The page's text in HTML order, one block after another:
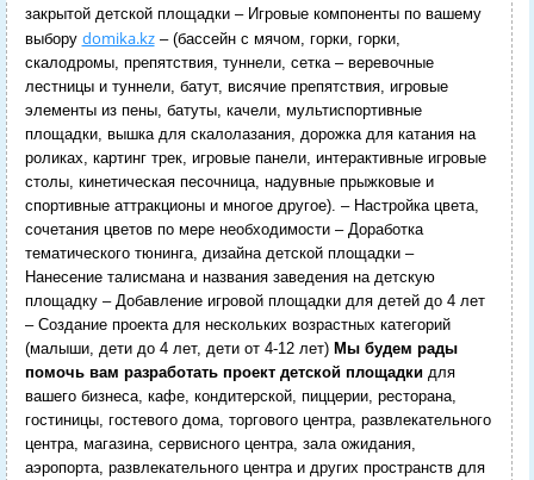
закрытой детской площадки – Игровые компоненты по вашему
выбору domika.kz– (бассейн с мячом, горки, горки,
скалодромы, препятствия, туннели, сетка – веревочные
лестницы и туннели, батут, висячие препятствия, игровые
элементы из пены, батуты, качели, мультиспортивные
площадки, вышка для скалолазания, дорожка для катания на
роликах, картинг трек, игровые панели, интерактивные игровые
столы, кинетическая песочница, надувные прыжковые и
спортивные аттракционы и многое другое). – Настройка цвета,
сочетания цветов по мере необходимости – Доработка
тематического тюнинга, дизайна детской площадки –
Нанесение талисмана и названия заведения на детскую
площадку – Добавление игровой площадки для детей до 4 лет
– Создание проекта для нескольких возрастных категорий
(малыши, дети до 4 лет, дети от 4-12 лет) Мы будем рады
помочь вам разработать проект детской площадкидля
вашего бизнеса, кафе, кондитерской, пиццерии, ресторана,
гостиницы, гостевого дома, торгового центра, развлекательного
центра, магазина, сервисного центра, зала ожидания,
аэропорта, развлекательного центра и других пространств для